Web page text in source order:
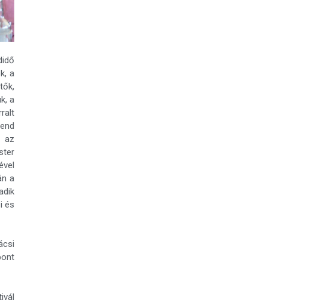
a
a
az
a
és